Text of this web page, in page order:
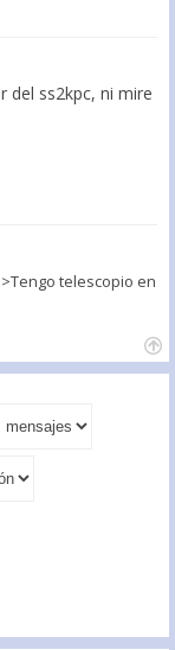
del ss2kpc, ni mire
telescopio en